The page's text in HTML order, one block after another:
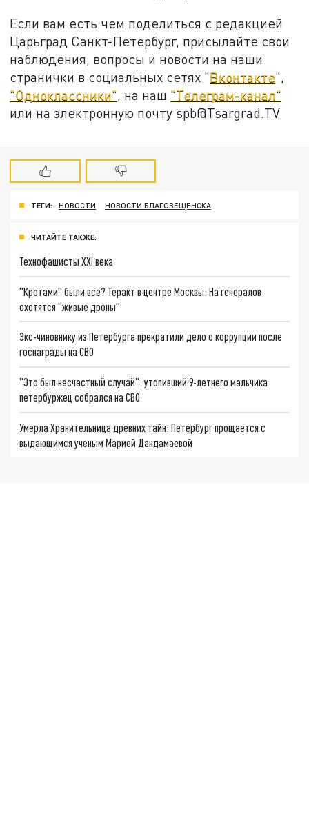
Если вам есть чем поделиться с редакцией
Царьград Санкт-Петербург, присылайте свои
наблюдения, вопросы и новости на наши
странички в социальных сетях "Вконтакте",
"Одноклассники" , на наш "Телеграм-канал"
или на электронную почту spb@Tsargrad.TV
ТЕГИ: НОВОСТИ НОВОСТИ БЛАГОВЕЩЕНСКА
ЧИТАЙТЕ ТАКЖЕ:
Технофашисты XXI века
"Кротами" были все? Теракт в центре Москвы: На генералов
охотятся "живые дроны"
Экс-чиновнику из Петербурга прекратили дело о коррупции после
госнаграды на СВО
"Это был несчастный случай": утопивший 9-летнего мальчика
петербуржец собрался на СВО
Умерла Хранительница древних тайн: Петербург прощается с
выдающимся ученым Марией Дандамаевой